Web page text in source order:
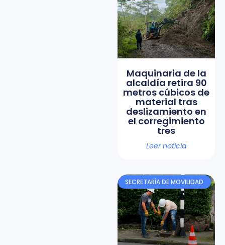
Maquinaria de la
alcaldía retira 90
metros cúbicos de
material tras
deslizamiento en
el corregimiento
tres
Leer noticia
SECRETARÍA DE MOVILIDAD